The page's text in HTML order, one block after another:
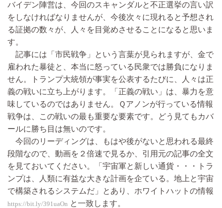
バイデン陣営は、今回のスキャンダルと不正選挙の言い訳
をしなければなりませんが、今後次々に現れると予想され
る証拠の数々が、人々を目覚めさせることになると思いま
す。
記事には「市民戦争」という言葉が見られますが、金で
雇われた暴徒と、本当に怒っている民衆では勝負になりま
せん。トランプ大統領が事実を公表するたびに、人々は正
義の戦いに立ち上がります。「正義の戦い」は、暴力を意
味しているのではありません。Ｑアノンが行っている情報
戦争は、この戦いの最も重要な要素です。どう見てもカバ
ールに勝ち目は無いのです。
今回のリーディングは、もはや後がないと思われる最終
段階なので、動画を２倍速で見るか、引用元の記事の全文
を見ておいてください。「宇宙軍と新しい通貨・・・トラ
ンプは、人類に有益な大きな計画を企ている。地上と宇宙
で構築されるシステムだ」とあり、ホワイトハットの情報
https://bit.ly/391uaOn と一致します。